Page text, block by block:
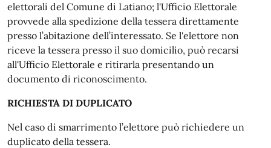
elettorali del Comune di Latiano; l'Ufficio Elettorale
provvede alla spedizione della tessera direttamente
presso l’abitazione dell’interessato. Se l'elettore non
riceve la tessera presso il suo domicilio, può recarsi
all'Ufficio Elettorale e ritirarla presentando un
documento di riconoscimento.
RICHIESTA DI DUPLICATO
Nel caso di smarrimento l’elettore può richiedere un
duplicato della tessera.